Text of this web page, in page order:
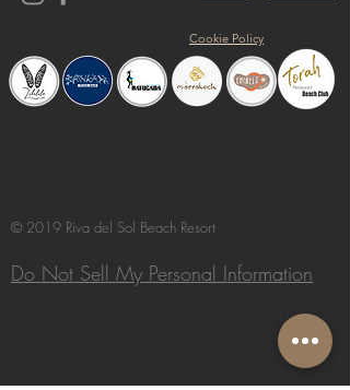
Cookie Policy
© 2019 Riva del Sol Beach Resort
Do Not Sell My Personal Information